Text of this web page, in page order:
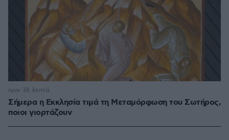
Σήμερα η Εκκλησία τιμά τη Μεταμόρφωση του Σωτήρος,
ποιοι γιορτάζουν
πριν 36 λεπτά